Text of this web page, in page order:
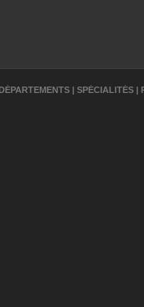
DÉPARTEMENTS | SPÉCIALITÉS |